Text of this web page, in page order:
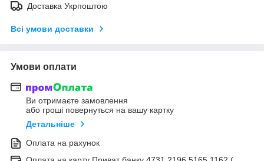
Доставка Укрпоштою
Всі умови доставки
Умови оплати
Ви отримаєте замовлення
або гроші повернуться на вашу картку
Детальніше
Оплата на рахунок